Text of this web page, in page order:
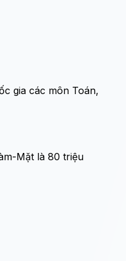
gia các môn Toán,
Mặt là 80 triệu